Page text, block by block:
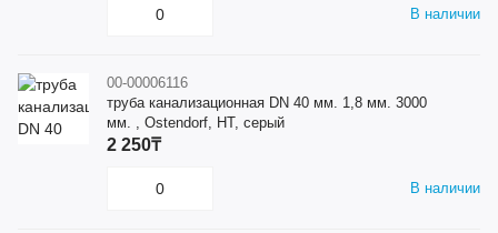
В наличии
00-00006116
труба канализационная DN 40 мм. 1,8 мм. 3000
мм. , Ostendorf, HT, серый
В наличии
2 250₸